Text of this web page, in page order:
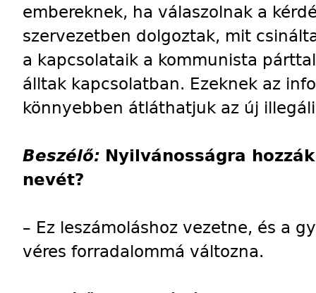
embereknek, ha válaszolnak a
szervezetben dolgoztak, mit
a kapcsolataik a kommunista
álltak kapcsolatban. Ezeknek az
könnyebben átláthatjuk az új
Beszélő: Nyilvánosságra
nevét?
– Ez leszámoláshoz vezetne, és a
véres forradalommá változna.